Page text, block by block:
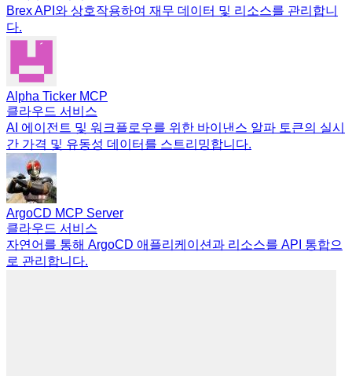
Brex API와 상호작용하여 재무 데이터 및 리소스를 관리합니
다.
Alpha Ticker MCP
클라우드 서비스
AI 에이전트 및 워크플로우를 위한 바이낸스 알파 토큰의 실시
간 가격 및 유동성 데이터를 스트리밍합니다.
ArgoCD MCP Server
클라우드 서비스
자연어를 통해 ArgoCD 애플리케이션과 리소스를 API 통합으
로 관리합니다.